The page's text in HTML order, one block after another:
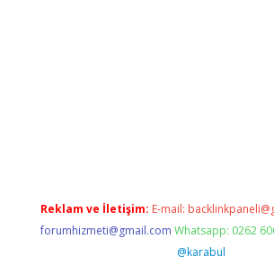
Reklam ve İletişim: E-mail:
forumhizmeti@gmail.com Whatsapp: 0262
@karabul